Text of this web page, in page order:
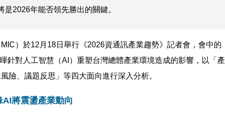
2026年能否領先勝出的關鍵。
）於12月18日舉行《2026資通訊產業趨勢》記者會，會中的
針對人工智慧（AI）重塑台灣總體產業環境造成的影響，以「產
險、議題反思」等四大面向進行深入分析。
將震盪產業動向